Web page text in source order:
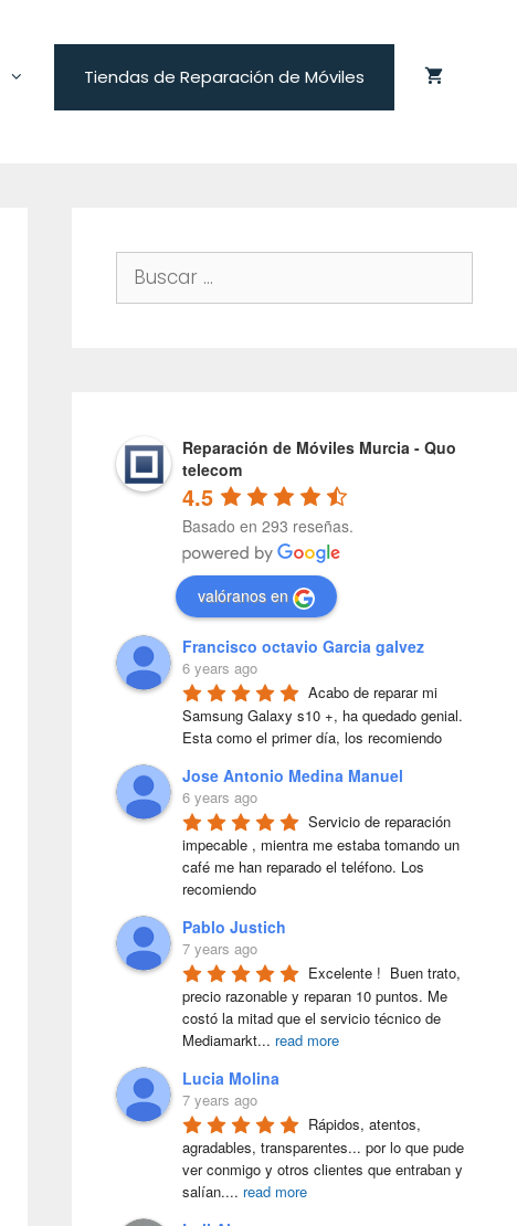
Tiendas de Reparación de Móviles
Buscar:
Reparación de Móviles Murcia - Quo
telecom
4.5
Basado en 293 reseñas.
valóranos en
Francisco octavio Garcia galvez
6 years ago
Acabo de reparar mi
Samsung Galaxy s10 +, ha quedado genial.
Esta como el primer día, los recomiendo
Jose Antonio Medina Manuel
6 years ago
Servicio de reparación
impecable , mientra me estaba tomando un
café me han reparado el teléfono. Los
recomiendo
Pablo Justich
7 years ago
Excelente !  Buen trato,
precio razonable y reparan 10 puntos. Me
costó la mitad que el servicio técnico de
Mediamarkt... read more
Lucia Molina
7 years ago
Rápidos, atentos,
agradables, transparentes... por lo que pude
ver conmigo y otros clientes que entraban y
salían.... read more